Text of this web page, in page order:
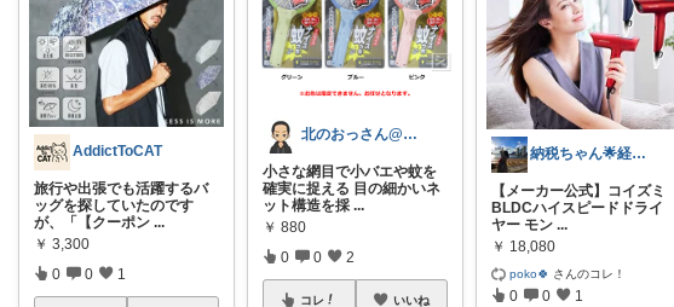
AddictToCAT
旅行や出張でも活躍するバ
ッグを探していたのです
が、「【クーポン ...
￥ 3,300
0 0 1
北のおっさん@ガジェット好き
小さな網目で小バエや蚊を
確実に捉える 目の細かいネ
ット構造を採 ...
￥ 880
0 0 2
コレ いいね
納税ちゃん🌟経由購入★
【メーカー公式】コイズミ
BLDCハイスピードドライ
ヤー モン ...
￥ 18,080
poko🍀 さんのコレ！
0 0 1